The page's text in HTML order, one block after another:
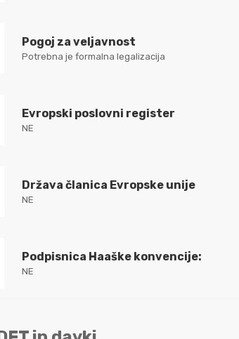
Pogoj za veljavnost
Potrebna je formalna legalizacija
Evropski poslovni register
NE
Država članica Evropske unije
NE
Podpisnica Haaške konvencije:
NE